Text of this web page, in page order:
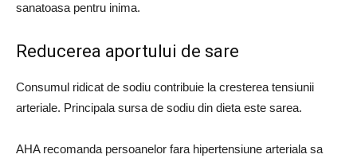
sanatoasa pentru inima.
Reducerea aportului de sare
Consumul ridicat de sodiu contribuie la cresterea tensiunii
arteriale. Principala sursa de sodiu din dieta este sarea.
AHA recomanda persoanelor fara hipertensiune arteriala sa